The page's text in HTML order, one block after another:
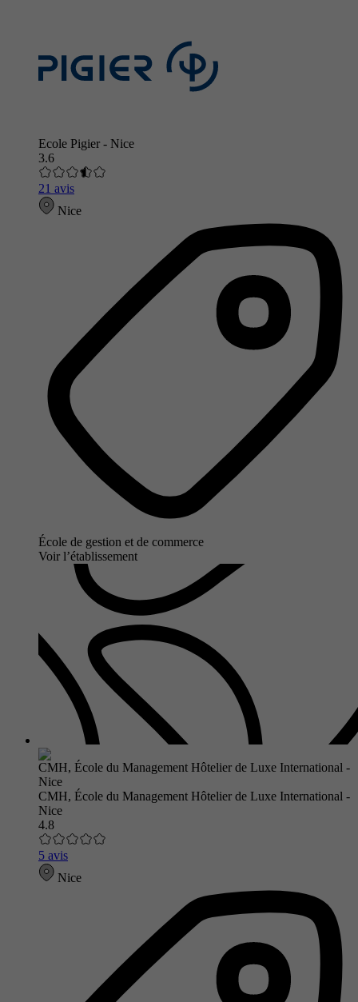
Ecole Pigier - Nice
3.6
21 avis
Nice
École de gestion et de commerce
Voir l’établissement
CMH, École du Management Hôtelier de Luxe International -
Nice
4.8
5 avis
Nice